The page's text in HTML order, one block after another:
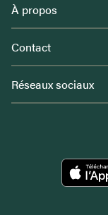
À propos
Contact
Réseaux sociaux